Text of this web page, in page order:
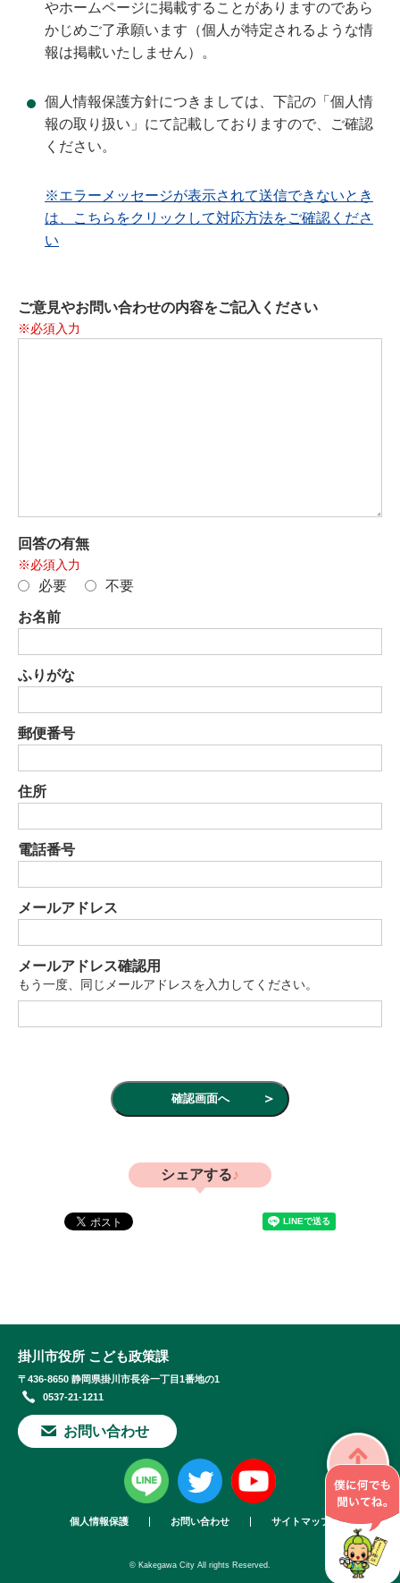
やホームページに掲載することがありますのであら
かじめご了承願います（個人が特定されるような情
報は掲載いたしません）。
個人情報保護方針につきましては、下記の「個人情
報の取り扱い」にて記載しておりますので、ご確認
ください。
※エラーメッセージが表示されて送信できないとき
は、こちらをクリックして対応方法をご確認くださ
い
ご意見やお問い合わせの内容をご記入ください
※必須入力
回答の有無
※必須入力
必要 不要
お名前
ふりがな
郵便番号
住所
電話番号
メールアドレス
メールアドレス確認用
もう一度、同じメールアドレスを入力してください。
シェアする
掛川市役所 こども政策課
〒436-8650 静岡県掛川市長谷一丁目1番地の1
0537-21-1211
お問い合わせ
個人情報保護 お問い合わせ サイトマップ
© Kakegawa City All rights Reserved.